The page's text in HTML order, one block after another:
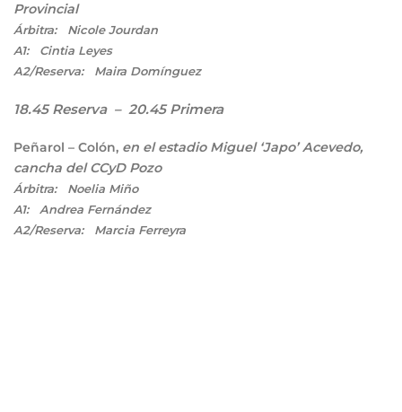
Provincial
Árbitra: Nicole Jourdan
A1: Cintia Leyes
A2/Reserva: Maira Domínguez
18.45 Reserva – 20.45 Primera
Peñarol – Colón, en el estadio Miguel ‘Japo’ Acevedo,
cancha del CCyD Pozo
Árbitra: Noelia Miño
A1: Andrea Fernández
A2/Reserva: Marcia Ferreyra